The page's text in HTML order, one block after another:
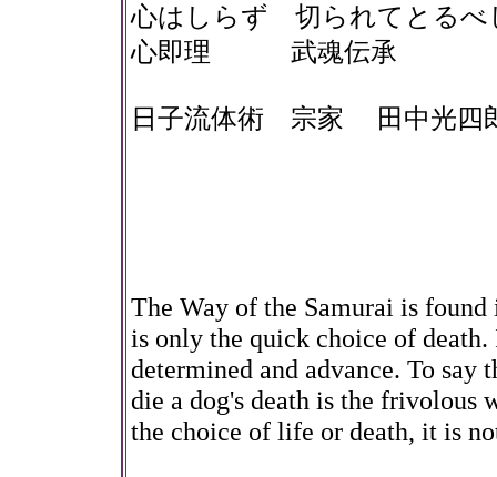
心はしらず 切られてとるべ
心即理 武魂伝承
日子流体術 宗家 田中光四
The Way of the Samurai is
is only the quick choice of
determined and advance. To
die a dog's death is the frivolous
the choice of life or death, it is